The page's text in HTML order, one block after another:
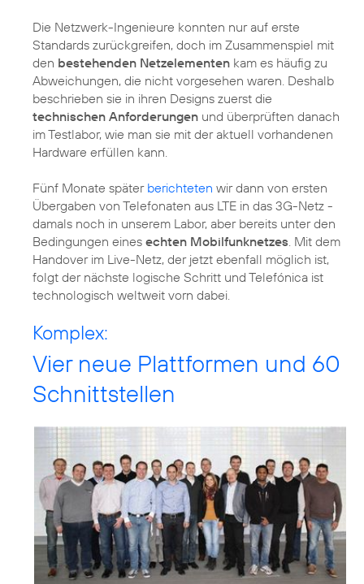
Die Netzwerk-Ingenieure konnten nur auf erste
Standards zurückgreifen, doch im Zusammenspiel mit
den bestehenden Netzelementen kam es häufig zu
Abweichungen, die nicht vorgesehen waren. Deshalb
beschrieben sie in ihren Designs zuerst die
technischen Anforderungen und überprüften danach
im Testlabor, wie man sie mit der aktuell vorhandenen
Hardware erfüllen kann.
Fünf Monate später berichteten wir dann von ersten
Übergaben von Telefonaten aus LTE in das 3G-Netz -
damals noch in unserem Labor, aber bereits unter den
Bedingungen eines echten Mobilfunknetzes . Mit dem
Handover im Live-Netz, der jetzt ebenfall möglich ist,
folgt der nächste logische Schritt und Telefónica ist
technologisch weltweit vorn dabei.
Komplex:
Vier neue Plattformen und 60
Schnittstellen